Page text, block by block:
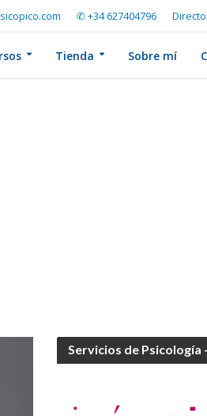
✆ +34 627404796
Tienda Sobre mí
Servicios de Psicología